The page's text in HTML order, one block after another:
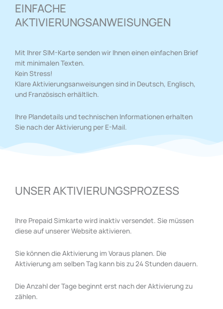
EINFACHE
AKTIVIERUNGSANWEISUNGEN
Mit Ihrer SIM-Karte senden wir Ihnen einen einfachen Brief
mit minimalen Texten.
Kein Stress!
Klare Aktivierungsanweisungen sind in Deutsch, Englisch,
und Französisch erhältlich.
Ihre Plandetails und technischen Informationen erhalten
Sie nach der Aktivierung per E-Mail.
UNSER AKTIVIERUNGSPROZESS
Ihre Prepaid Simkarte wird inaktiv versendet. Sie müssen
diese auf unserer Website aktivieren.
Sie können die Aktivierung im Voraus planen. Die
Aktivierung am selben Tag kann bis zu 24 Stunden dauern.
Die Anzahl der Tage beginnt erst nach der Aktivierung zu
zählen.